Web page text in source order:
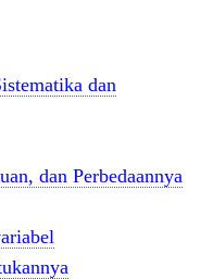
dan
dan Perbedaannya